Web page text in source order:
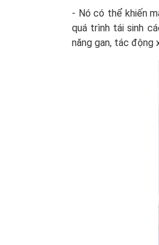
- Nó có thể khiến
quá trình tái sinh
năng gan, tác động